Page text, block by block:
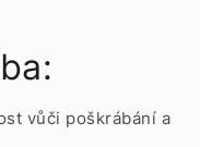
vůči poškrábání a